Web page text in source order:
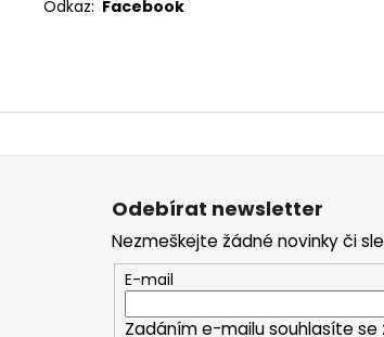
Odkaz: Facebook
á
Odebírat newsletter
Nezmeškejte žádné novinky či
E-mail
Zadáním e-mailu souhlasíte se